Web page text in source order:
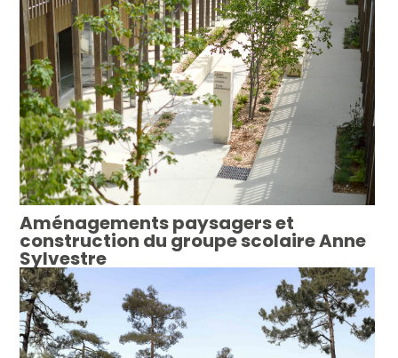
Aménagements paysagers et
construction du groupe scolaire Anne
Sylvestre